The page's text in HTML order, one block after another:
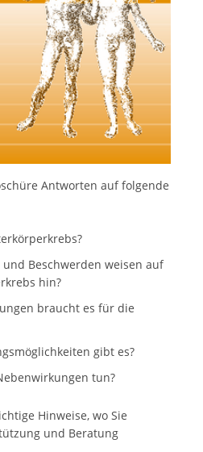
Antworten auf folgende
und Beschwerden weisen auf
hin?
braucht es für die
gibt es?
tun?
Hinweise, wo Sie
und Beratung